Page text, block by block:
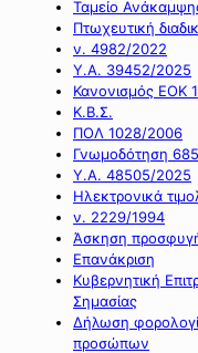
Ταμείο
Πτωχευτική
ν. 4982/2022
Υ.Α. 39452/2025
Κανονισμός ΕΟΚ
Κ.Β.Σ.
ΠΟΛ 1028/2006
Γνωμοδότηση
Υ.Α. 48505/2025
Ηλεκτρονικά
ν. 2229/1994
Άσκηση
Επανάκριση
Κυβερνητική
Σημασίας
Δήλωση
προσώπων